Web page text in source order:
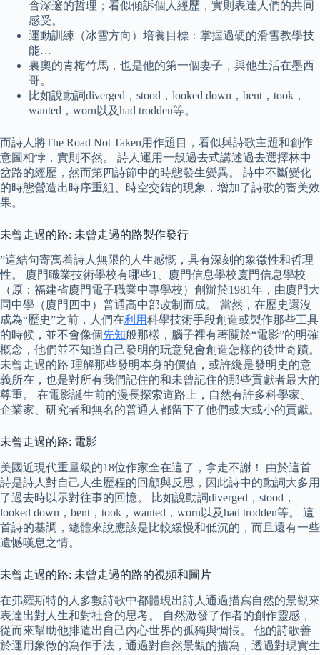
含深邃的哲理；看似傾訴個人經歷，實則表達人們的共同
感受。
運動訓練（冰雪方向）培養目標：掌握過硬的滑雪教學技
能…
裏奧的青梅竹馬，也是他的第一個妻子，與他生活在墨西
哥。
比如說動詞diverged，stood，looked down，bent，took，
wanted，worn以及had trodden等。
而詩人將The Road Not Taken用作題目，看似與詩歌主題和創作
意圖相悖，實則不然。 詩人運用一般過去式講述過去選擇林中
岔路的經歷，然而第四詩節中的時態發生變異。 詩中不斷變化
的時態營造出時序重組、時空交錯的現象，增加了詩歌的審美效
果。
未曾走過的路: 未曾走過的路製作發行
”這結句寄寓着詩人無限的人生感慨，具有深刻的象徵性和哲理
性。 廈門職業技術學校有哪些1、廈門信息學校廈門信息學校
（原：福建省廈門電子職業中專學校）創辦於1981年，由廈門大
同中學（廈門四中）普通高中部改制而成。 當然，在歷史還沒
成為“歷史”之前，人們在利用科學技術手段創造或製作那些工具
的時候，並不會像個先知般那樣，腦子裡有著關於“電影”的明確
概念，他們並不知道自己發明的玩意兒會創造怎樣的後世奇蹟。
未曾走過的路 理解那些發明本身的價值，或許纔是發明史的意
義所在，也是對所有我們記住的和未曾記住的那些貢獻者最大的
尊重。 在電影誕生前的漫長探索道路上，自然有許多科學家、
企業家、研究者和無名的普通人都留下了他們或大或小的貢獻。
未曾走過的路: 電影
美國近現代重量級的18位作家全在這了，拿走不謝！ 由於這首
詩是詩人對自己人生歷程的回顧與反思，因此詩中的動詞大多用
了過去時以示對往事的回憶。 比如說動詞diverged，stood，
looked down，bent，took，wanted，worn以及had trodden等。 這
首詩的基調，總體來說應該是比較緩慢和低沉的，而且還有一些
遺憾嘆息之情。
未曾走過的路: 未曾走過的路的視頻和圖片
在弗羅斯特的人多數詩歌中都體現出詩人通過描寫自然的景觀來
表達出對人生和對社會的思考。 自然激發了作者的創作靈感，
從而來幫助他排遣出自己內心世界的孤獨與惆悵。 他的詩歌善
於運用象徵的寫作手法，通過對自然景觀的描寫，透過對現實生